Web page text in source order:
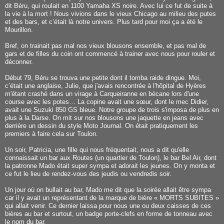
dit Béru, qui roulait en 1100 Yamaha XS noire. Avec lui ce fut de suite à
la vie à la mort ! Nous vivions dans le vieux Chicago au milieu des putes
et des bars, et c’était là notre univers. Plus tard pour moi ça a été le
Mourillon.
Bref, on trainait pas mal nos vieux blousons ensemble, et pas mal de
gars et de filles du coin ont commencé à trainer avec nous pour rouler et
déconner.
Début 79, Béru se trouva une petite dont il tomba raide dingue. Moi,
c’était une anglaise, Julie, que j'avais rencontrée à l'hôpital de Hyères
m'étant crashé dans un virage à Carqueiranne en bécane lors d'une
course avec les potes… La copine avait une sœur, dont le mec Didier,
avait une Suzuki 850 GS bleue. Notre groupe de trois s'imposa de plus en
plus à la Darse. On mit sur nos blousons une jaquette en jeans avec
derrière un dessin du style Moto Journal. On était pratiquement les
premiers à faire cela sur Toulon.
Un soir, Patricia, une fille qui nous fréquentait, nous a dit qu'elle
connaissait un bar aux Routes (un quartier de Toulon), le bar Bel Air, dont
la patronne Mado était super sympa et adorait les jeunes. On y monta et
ce fut le lieu de rendez-vous des jeudis ou vendredis soir.
Un jour où on bullait au bar, Mado me dit que la soirée allait être sympa
car il y avait un représentant de la marque de bière « MORTS SUBITES »
qui allait venir. Ce dernier laissa pour nous une ou deux caisses de ces
bières au bar et surtout, un badge porte-clefs en forme de tonneau avec
le nom du bar.